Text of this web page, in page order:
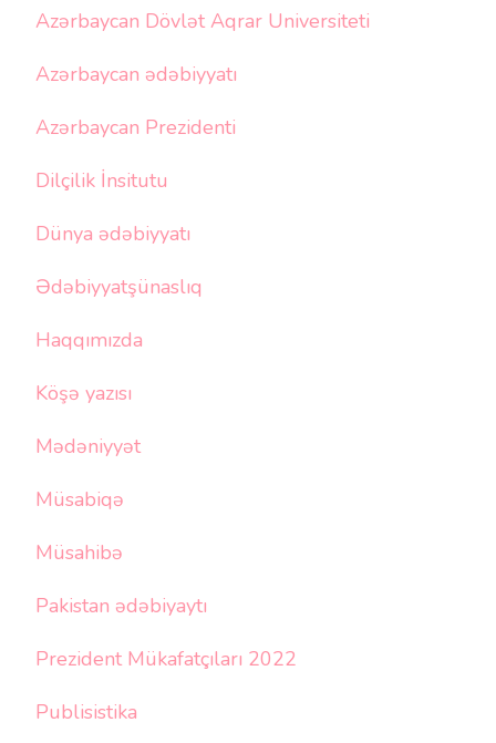
Azərbaycan Dövlət Aqrar Universiteti
Azərbaycan ədəbiyyatı
Azərbaycan Prezidenti
Dilçilik İnsitutu
Dünya ədəbiyyatı
Ədəbiyyatşünaslıq
Haqqımızda
Köşə yazısı
Mədəniyyət
Müsabiqə
Müsahibə
Pakistan ədəbiyaytı
Prezident Mükafatçıları 2022
Publisistika